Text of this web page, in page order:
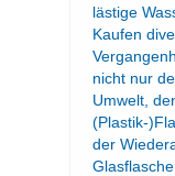
lästige
Kaufen
nicht nur
Umwelt,
(Plastik-
der